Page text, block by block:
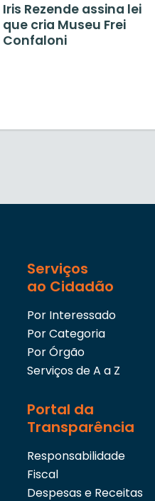
Iris Rezende assina lei
que cria Museu Frei
Confaloni
Serviços
ao Cidadão
Por Interessado
Por Categoria
Por Órgão
Serviços de A a Z
Portal da
Transparência
Responsabilidade
Fiscal
Despesas e Receitas